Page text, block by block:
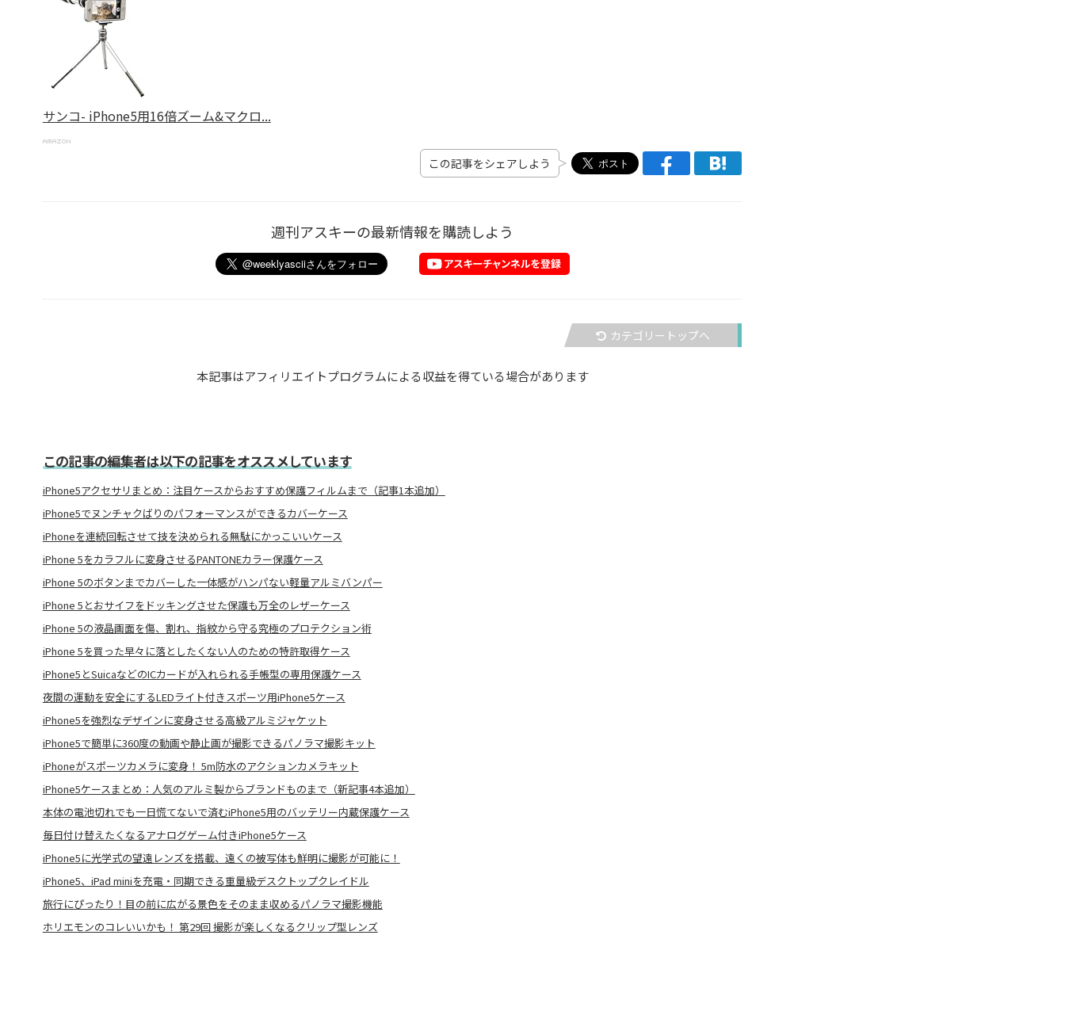
サンコ- iPhone5用16倍ズーム&マクロ...
この記事をシェアしよう
週刊アスキーの最新情報を購読しよう
カテゴリートップへ
本記事はアフィリエイトプログラムによる収益を得ている場合があります
この記事の編集者は以下の記事をオススメしています
iPhone5アクセサリまとめ：注目ケースからおすすめ保護フィルムまで（記事1本追加）
iPhone5でヌンチャクばりのパフォーマンスができるカバーケース
iPhoneを連続回転させて技を決められる無駄にかっこいいケース
iPhone 5をカラフルに変身させるPANTONEカラー保護ケース
iPhone 5のボタンまでカバーした一体感がハンパない軽量アルミバンパー
iPhone 5とおサイフをドッキングさせた保護も万全のレザーケース
iPhone 5の液晶画面を傷、割れ、指紋から守る究極のプロテクション術
iPhone 5を買った早々に落としたくない人のための特許取得ケース
iPhone5とSuicaなどのICカードが入れられる手帳型の専用保護ケース
夜間の運動を安全にするLEDライト付きスポーツ用iPhone5ケース
iPhone5を強烈なデザインに変身させる高級アルミジャケット
iPhone5で簡単に360度の動画や静止画が撮影できるパノラマ撮影キット
iPhoneがスポーツカメラに変身！ 5m防水のアクションカメラキット
iPhone5ケースまとめ：人気のアルミ製からブランドものまで（新記事4本追加）
本体の電池切れでも一日慌てないで済むiPhone5用のバッテリー内蔵保護ケース
毎日付け替えたくなるアナログゲーム付きiPhone5ケース
iPhone5に光学式の望遠レンズを搭載、遠くの被写体も鮮明に撮影が可能に！
iPhone5、iPad miniを充電・同期できる重量級デスクトップクレイドル
旅行にぴったり！目の前に広がる景色をそのまま収めるパノラマ撮影機能
ホリエモンのコレいいかも！ 第29回 撮影が楽しくなるクリップ型レンズ